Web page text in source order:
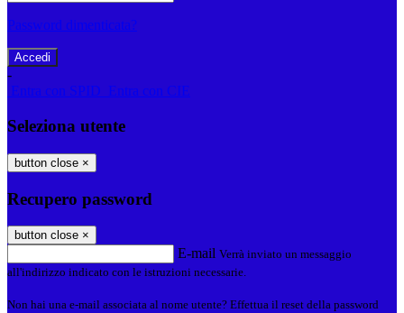
Password dimenticata?
-
Entra con SPID
Entra con CIE
Seleziona utente
button close ×
Recupero password
button close ×
E-mail Verrà inviato un messaggio
all'indirizzo indicato con le istruzioni necessarie.
Non hai una e-mail associata al nome utente? Effettua il reset della password